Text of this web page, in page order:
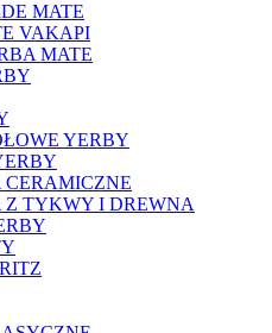
MATE
VAKAPI
MATE
YERBY
TYKWY I DREWNA